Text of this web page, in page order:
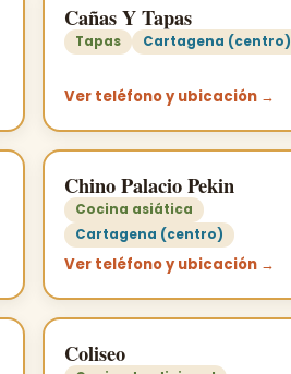
Cañas Y Tapas
Tapas Cartagena (centro)
Ver teléfono y ubicación →
Chino Palacio Pekin
Cocina asiática
Cartagena (centro)
Ver teléfono y ubicación →
Coliseo